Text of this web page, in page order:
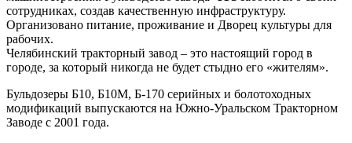
сотрудниках, создав качественную инфраструктуру.
Организовано питание, проживание и Дворец культуры для
рабочих.
Челябинский тракторный завод – это настоящий город в
городе, за который никогда не будет стыдно его «жителям».
Бульдозеры Б10, Б10М, Б-170 серийных и болотоходных
модификаций выпускаются на Южно-Уральском Тракторном
Заводе с 2001 года.